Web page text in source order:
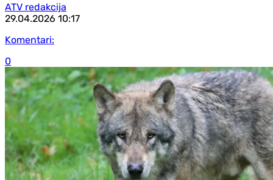
ATV redakcija
29.04.2026 10:17
Komentari:
0